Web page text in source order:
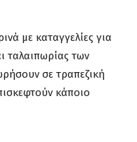
με καταγγελίες για
ταλαιπωρίας των
σε τραπεζική
κάποιο